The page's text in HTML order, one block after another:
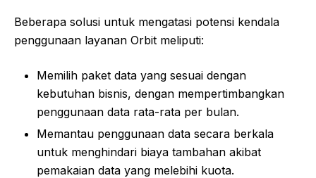
Beberapa solusi untuk mengatasi potensi kendala
penggunaan layanan Orbit meliputi:
Memilih paket data yang sesuai dengan
kebutuhan bisnis, dengan mempertimbangkan
penggunaan data rata-rata per bulan.
Memantau penggunaan data secara berkala
untuk menghindari biaya tambahan akibat
pemakaian data yang melebihi kuota.